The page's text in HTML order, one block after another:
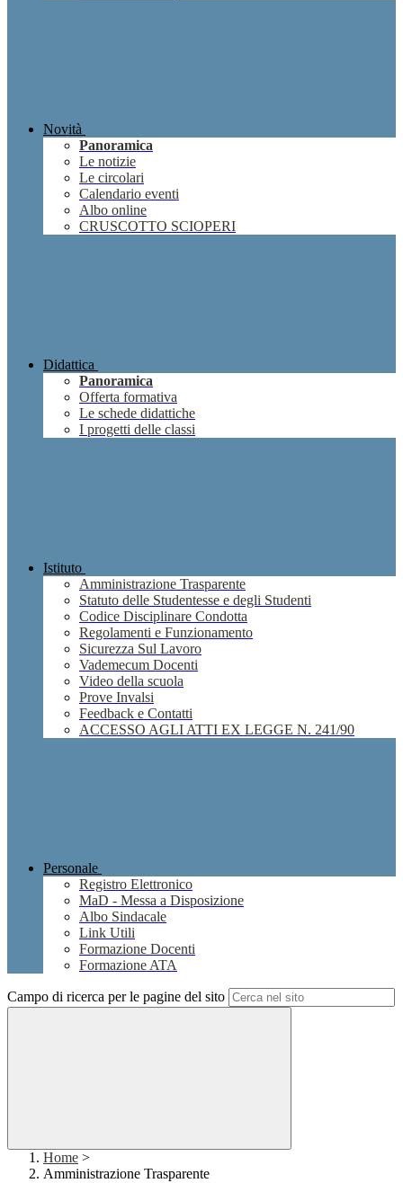
Novità
Panoramica
Le notizie
Le circolari
Calendario eventi
Albo online
CRUSCOTTO SCIOPERI
Didattica
Panoramica
Offerta formativa
Le schede didattiche
I progetti delle classi
Istituto
Amministrazione Trasparente
Statuto delle Studentesse e degli Studenti
Codice Disciplinare Condotta
Regolamenti e Funzionamento
Sicurezza Sul Lavoro
Vademecum Docenti
Video della scuola
Prove Invalsi
Feedback e Contatti
ACCESSO AGLI ATTI EX LEGGE N. 241/90
Personale
Registro Elettronico
MaD - Messa a Disposizione
Albo Sindacale
Link Utili
Formazione Docenti
Formazione ATA
Campo di ricerca per le pagine del sito
Home >
Amministrazione Trasparente